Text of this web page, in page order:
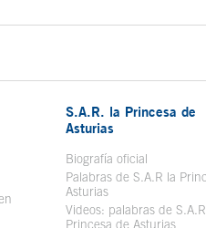
en ventana nueva
S.A.R. la Princesa de
Asturias
Biografía oficial Se abre
Palabras de S.A.R la
Asturias
Videos: palabras de
Princesa de Asturias